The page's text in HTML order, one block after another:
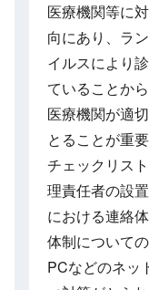
医療機関等に
向にあり、ラ
イルスにより
ていることか
医療機関が適
とることが重
チェックリス
理責任者の設
における連絡
体制について
PCなどのネッ